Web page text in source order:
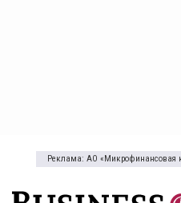
Реклама: АО «Микрофинансовая